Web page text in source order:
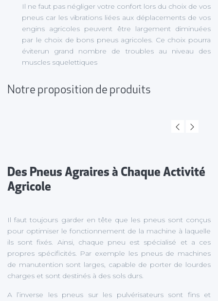
Il ne faut pas négliger votre confort lors du choix de vos
pneus car les vibrations liées aux déplacements de vos
engins agricoles peuvent être largement diminuées
par le choix de bons pneus agricoles. Ce choix pourra
éviterun grand nombre de troubles au niveau des
muscles squelettiques
Notre proposition de produits
Des Pneus Agraires à Chaque Activité
Agricole
Il faut toujours garder en tête que les pneus sont conçus
pour optimiser le fonctionnement de la machine à laquelle
ils sont fixés. Ainsi, chaque pneu est spécialisé et a ces
propres spécificités. Par exemple les pneus de machines
de manutention sont larges, capable de porter de lourdes
charges et sont destinés à des sols durs.
A l’inverse les pneus sur les pulvérisateurs sont fins et